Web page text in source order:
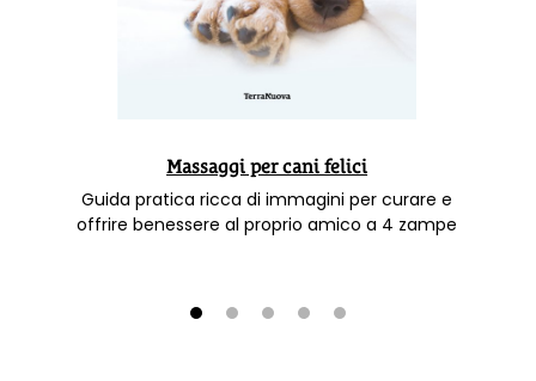
Massaggi per cani felici
Guida pratica ricca di immagini per curare e
offrire benessere al proprio amico a 4 zampe